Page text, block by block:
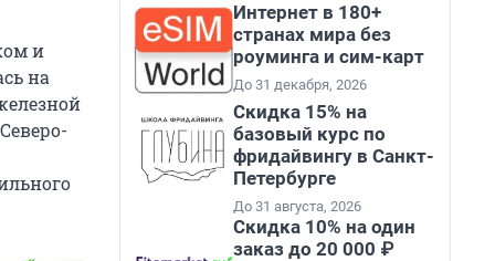
и
на
Интернет в 180+
странах мира без
роуминга и сим-карт
До 31 декабря, 2026
Скидка 15% на
базовый курс по
фридайвингу в Санкт-
Петербурге
До 31 августа, 2026
Скидка 10% на один
заказ до 20 000 ₽